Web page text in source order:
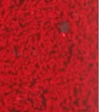
tai
tuotteita.